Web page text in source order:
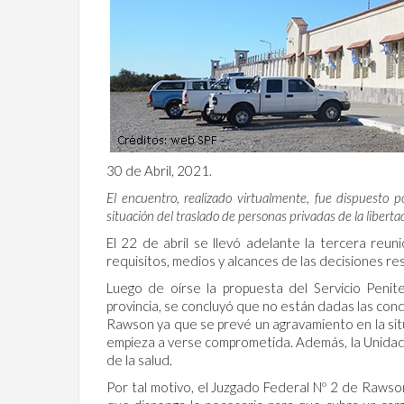
30 de Abril, 2021.
El encuentro, realizado virtualmente, fue dispuesto
situación del traslado de personas privadas de la
El 22 de abril se llevó adelante la tercera
requisitos, medios y alcances de las decisiones
Luego de oírse la propuesta del Servicio
provincia, se concluyó que no están dadas las
Rawson ya que se prevé un agravamiento en la
empieza a verse comprometida. Además, la
de la salud.
Por tal motivo, el Juzgado Federal Nº 2 de